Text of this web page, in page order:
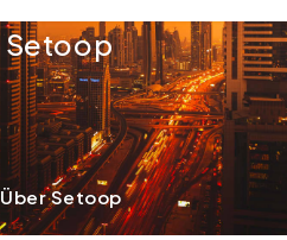
Setoop
Über Setoop